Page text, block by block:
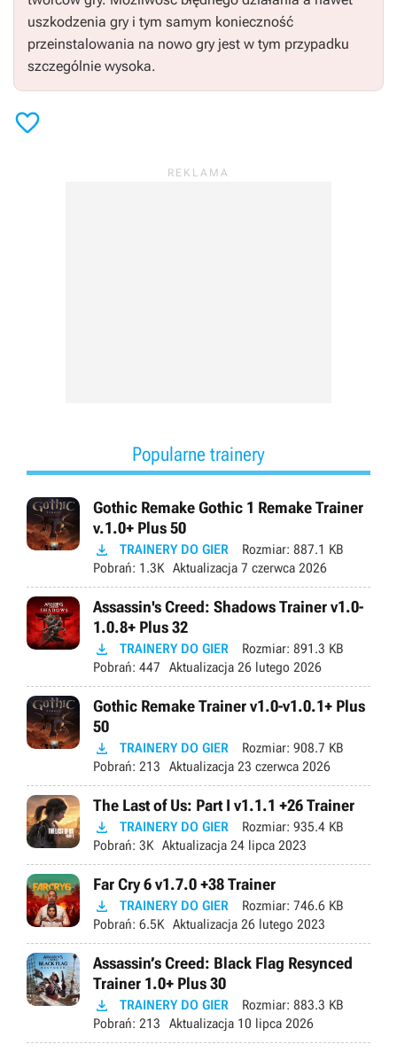
uszkodzenia gry i tym samym konieczność
przeinstalowania na nowo gry jest w tym przypadku
szczególnie wysoka.

Popularne trainery
Gothic Remake Gothic 1 Remake Trainer
v.1.0+ Plus 50
 TRAINERY DO GIER Rozmiar: 887.1 KB
Pobrań: 1.3K Aktualizacja 7 czerwca 2026
Assassin's Creed: Shadows Trainer v1.0-
1.0.8+ Plus 32
 TRAINERY DO GIER Rozmiar: 891.3 KB
Pobrań: 447 Aktualizacja 26 lutego 2026
Gothic Remake Trainer v1.0-v1.0.1+ Plus
50
 TRAINERY DO GIER Rozmiar: 908.7 KB
Pobrań: 213 Aktualizacja 23 czerwca 2026
The Last of Us: Part I v1.1.1 +26 Trainer
 TRAINERY DO GIER Rozmiar: 935.4 KB
Pobrań: 3K Aktualizacja 24 lipca 2023
Far Cry 6 v1.7.0 +38 Trainer
 TRAINERY DO GIER Rozmiar: 746.6 KB
Pobrań: 6.5K Aktualizacja 26 lutego 2023
Assassin’s Creed: Black Flag Resynced
Trainer 1.0+ Plus 30
 TRAINERY DO GIER Rozmiar: 883.3 KB
Pobrań: 213 Aktualizacja 10 lipca 2026